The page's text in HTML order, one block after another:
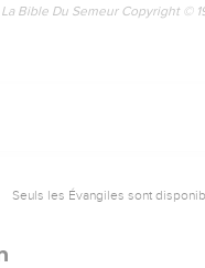
La Bible Du Semeur Copyright ©
Seuls les Évangiles sont